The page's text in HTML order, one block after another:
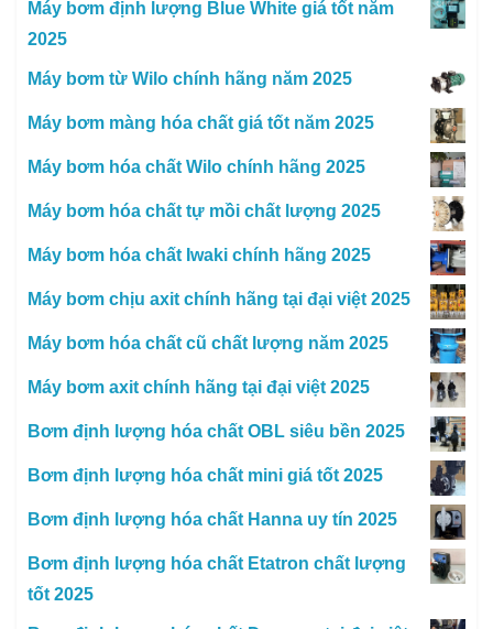
Máy bơm định lượng Blue White giá tốt năm
2025
Máy bơm từ Wilo chính hãng năm 2025
Máy bơm màng hóa chất giá tốt năm 2025
Máy bơm hóa chất Wilo chính hãng 2025
Máy bơm hóa chất tự mồi chất lượng 2025
Máy bơm hóa chất Iwaki chính hãng 2025
Máy bơm chịu axit chính hãng tại đại việt 2025
Máy bơm hóa chất cũ chất lượng năm 2025
Máy bơm axit chính hãng tại đại việt 2025
Bơm định lượng hóa chất OBL siêu bền 2025
Bơm định lượng hóa chất mini giá tốt 2025
Bơm định lượng hóa chất Hanna uy tín 2025
Bơm định lượng hóa chất Etatron chất lượng
tốt 2025